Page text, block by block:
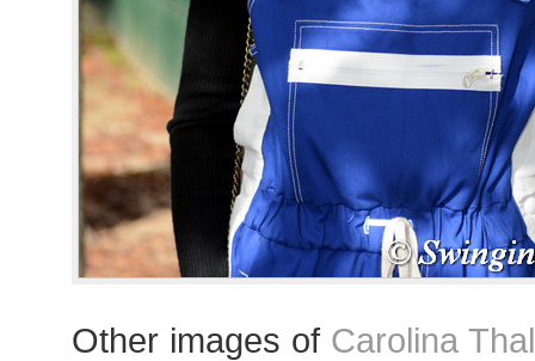
Other images of Carolina